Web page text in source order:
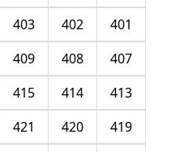
401
402
403
407
408
409
413
414
415
419
420
421